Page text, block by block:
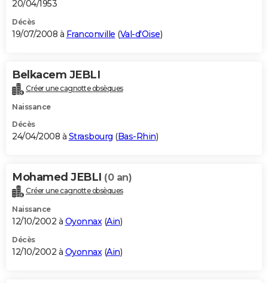
20/04/1953
Décès
19/07/2008 à Franconville (Val-d'Oise)
Belkacem JEBLI
Créer une cagnotte obsèques
Naissance
Décès
24/04/2008 à Strasbourg (Bas-Rhin)
Mohamed JEBLI (0 an)
Créer une cagnotte obsèques
Naissance
12/10/2002 à Oyonnax(Ain)
Décès
12/10/2002 à Oyonnax(Ain)